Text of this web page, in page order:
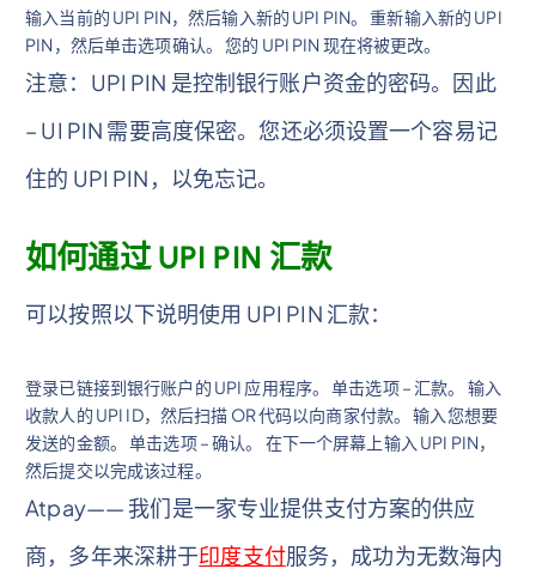
输入当前的 UPI PIN，然后输入新的 UPI PIN。 重新输入新的 UPI
PIN，然后单击选项确认。 您的 UPI PIN 现在将被更改。
注意：UPI PIN 是控制银行账户资金的密码。因此
– UI PIN 需要高度保密。您还必须设置一个容易记
住的 UPI PIN，以免忘记。
如何通过 UPI PIN 汇款
可以按照以下说明使用 UPI PIN 汇款：
登录已链接到银行账户的 UPI 应用程序。 单击选项 – 汇款。 输入
收款人的 UPI ID，然后扫描 OR 代码以向商家付款。 输入您想要
发送的金额。 单击选项 – 确认。 在下一个屏幕上输入 UPI PIN，
然后提交以完成该过程。
Atpay—— 我们是一家专业提供支付方案的供应
商，多年来深耕于印度支付服务，成功为无数海内